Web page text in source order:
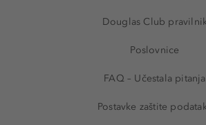
Douglas Club
Poslovnice
FAQ – Učestala pitanja
Postavke zaštite